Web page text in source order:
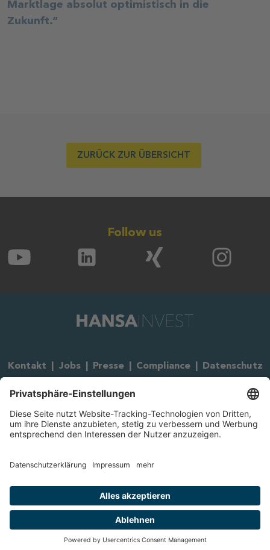
Marktlage absolut optimistisch in die
Zukunft.“
ZURÜCK ZUR ÜBERSICHT
Follow us
Kontakt Jobs| Presse| Compliance| Datenschutz
Copyright HANSAINVEST 2026